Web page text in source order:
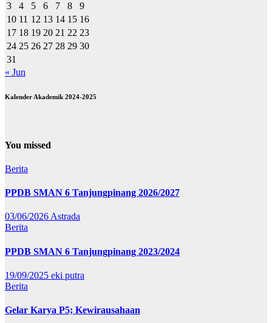
3
4 5 6 7 8
9
10 11 12 13 14 15 16
17 18 19 20 21 22 23
24 25 26 27 28 29 30
31
« Jun
Kalender Akademik 2024-2025
You missed
Berita
PPDB SMAN 6 Tanjungpinang 2026/2027
03/06/2026Astrada
Berita
PPDB SMAN 6 Tanjungpinang 2023/2024
19/09/2025 eki putra
Berita
Gelar Karya P5; Kewirausahaan